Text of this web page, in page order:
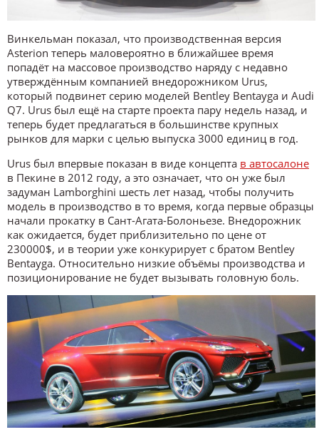
Винкельман показал, что производственная версия
Asterion теперь маловероятно в ближайшее время
попадёт на массовое производство наряду с недавно
утверждённым компанией внедорожником Urus,
который подвинет серию моделей Bentley Bentayga и Audi
Q7. Urus был ещё на старте проекта пару недель назад, и
теперь будет предлагаться в большинстве крупных
рынков для марки с целью выпуска 3000 единиц в год.
Urus был впервые показан в виде концепта в автосалоне
в Пекине в 2012 году, а это означает, что он уже был
задуман Lamborghini шесть лет назад, чтобы получить
модель в производство в то время, когда первые образцы
начали прокатку в Сант-Агата-Болоньезе. Внедорожник
как ожидается, будет приблизительно по цене от
230000$, и в теории уже конкурирует с братом Bentley
Bentayga. Относительно низкие объёмы производства и
позиционирование не будет вызывать головную боль.